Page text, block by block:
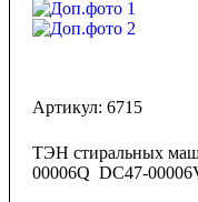
Артикул: 6715
ТЭН стиральных
00006Q DC47-